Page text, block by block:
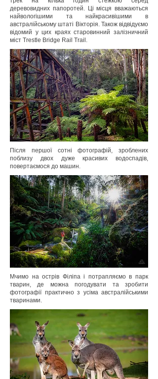
деревовидних папоротей. Ці місця вважаються
найвологішими та найкрасивішими в
австралійському штаті Вікторія. Також відвідуємо
відомий у цих краях старовинний залізничний
міст Trestle Bridge Rail Trail.
Після першої сотні фотографій, зроблених
поблизу двох дуже красивих водоспадів,
повертаємося до машин.
Мчимо на острів Філіпа і потрапляємо в парк
тварин, де можна погодувати та зробити
фотографії практично з усіма австралійськими
тваринами.